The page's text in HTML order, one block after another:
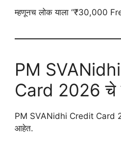
म्हणूनच लोक याला “₹30,000
PM
Card 2026 चे
PM SVANidhi Credit Card
आहेत.